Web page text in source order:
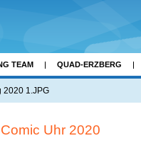
TEAM QUAD-ERZBERG
2020 1.JPG
Uhr 2020